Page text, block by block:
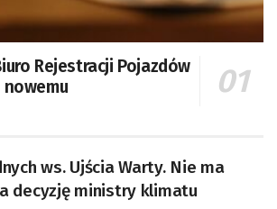
Rejestracji Pojazdów
nowemu
ws. Ujścia Warty. Nie ma
decyzję ministry klimatu